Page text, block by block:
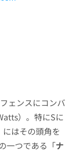
ェンスにコンバ
）。特にSに
はその頭角を
一つである「ナ